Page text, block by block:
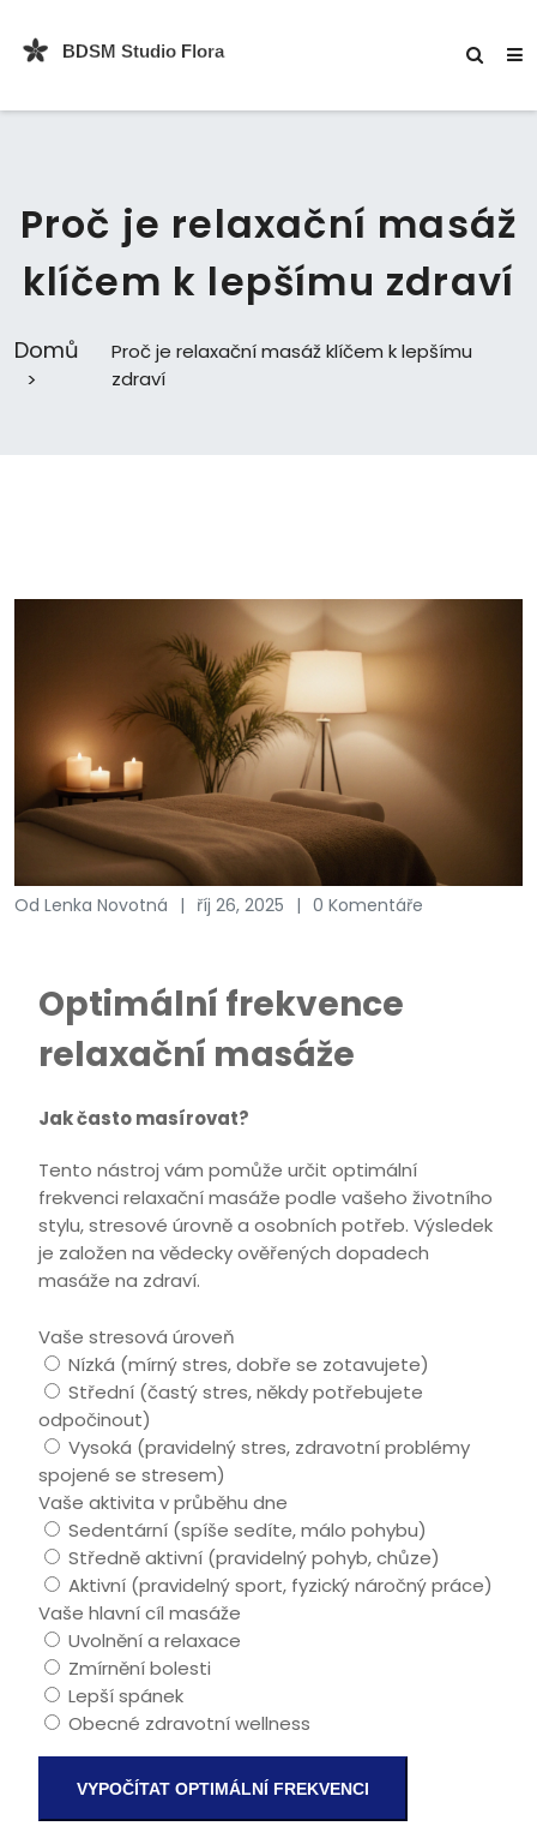
Proč je relaxační masáž
klíčem k lepšímu zdraví
Domů
Proč je relaxační masáž klíčem k lepšímu
zdraví
Od Lenka Novotná říj 26, 2025 0 Komentáře
Optimální frekvence
relaxační masáže
Jak často masírovat?
Tento nástroj vám pomůže určit optimální
frekvenci relaxační masáže podle vašeho životního
stylu, stresové úrovně a osobních potřeb. Výsledek
je založen na vědecky ověřených dopadech
masáže na zdraví.
Vaše stresová úroveň
Nízká (mírný stres, dobře se zotavujete)
Střední (častý stres, někdy potřebujete
odpočinout)
Vysoká (pravidelný stres, zdravotní problémy
spojené se stresem)
Vaše aktivita v průběhu dne
Sedentární (spíše sedíte, málo pohybu)
Středně aktivní (pravidelný pohyb, chůze)
Aktivní (pravidelný sport, fyzický náročný práce)
Vaše hlavní cíl masáže
Uvolnění a relaxace
Zmírnění bolesti
Lepší spánek
Obecné zdravotní wellness
VYPOČÍTAT OPTIMÁLNÍ FREKVENCI